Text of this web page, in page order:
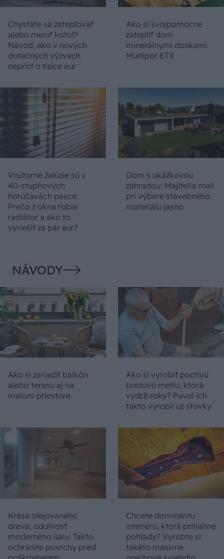
Chystáte sa zatepľovať
alebo meniť kotol?
Návod, ako v nových
dotačných výzvach
neprísť o tisíce eur
Ako si svojpomocne
zatepliť dom
minerálnymi doskami
Multipor ETX
Vnútorné žalúzie sú v
40-stupňových
horúčavách pasca:
Prečo z okna robia
radiátor a ako to
vyriešiť za pár eur?
Dom s ukážkovou
záhradou: Majitelia mali
pri výbere stavebného
materiálu jasno
NÁVODY
Ako si zariadiť balkón
alebo terasu aj na
malom priestore
Ako si vyrobiť poctivú
brezovú metlu, ktorá
vydrží roky? Pavol ich
takto vyrobil už stovky
Krása olejovaného
dreva, odolnosť
moderného laku: Takto
ochránite povrchy pred
Chcete dominantu
interiéru, ktorá pritiahne
pohľady? Vyrobte si
takéto masívne